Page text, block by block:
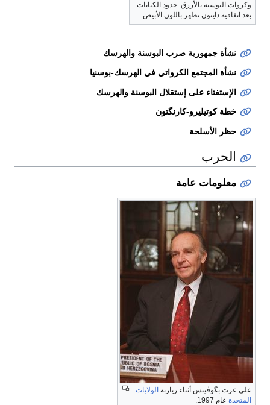
وكروات البوسنة بالأزرق. حدود الكيانات
بعد اتفاقية دايتون تظهر باللون الأبيض.
نشأة جمهورية صرب البوسنة والهرسك
نشأة المجتمع الكرواتي في الهرسك-بوسنيا
الإستفتاء على إستقلال البوسنة والهرسك
خطة كوتيليرو-كارنگتون
حظر الأسلحة
الحرب
معلومات عامة
علي عزت بگوڤيتش أثناء زيارته الولايات
المتحدة عام 1997.